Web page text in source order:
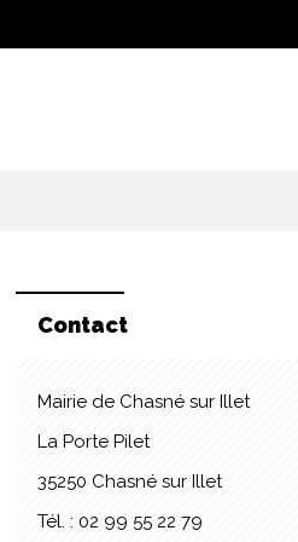
Contact
Mairie de Chasné sur Illet
La Porte Pilet
35250 Chasné sur Illet
Tél. : 02 99 55 22 79